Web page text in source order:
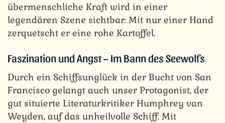
übermenschliche Kraft wird in einer
legendären Szene sichtbar: Mit nur einer Hand
zerquetscht er eine rohe Kartoffel.
Faszination und Angst – Im Bann des Seewolfs
Durch ein Schiffsunglück in der Bucht von San
Francisco gelangt auch unser Protagonist, der
gut situierte Literaturkritiker Humphrey van
Weyden, auf das unheilvolle Schiff. Mit